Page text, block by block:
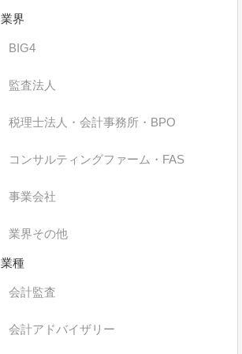
業界
BIG4
監査法人
税理士法人・会計事務所・BPO
コンサルティングファーム・FAS
事業会社
業界その他
業種
会計監査
会計アドバイザリー